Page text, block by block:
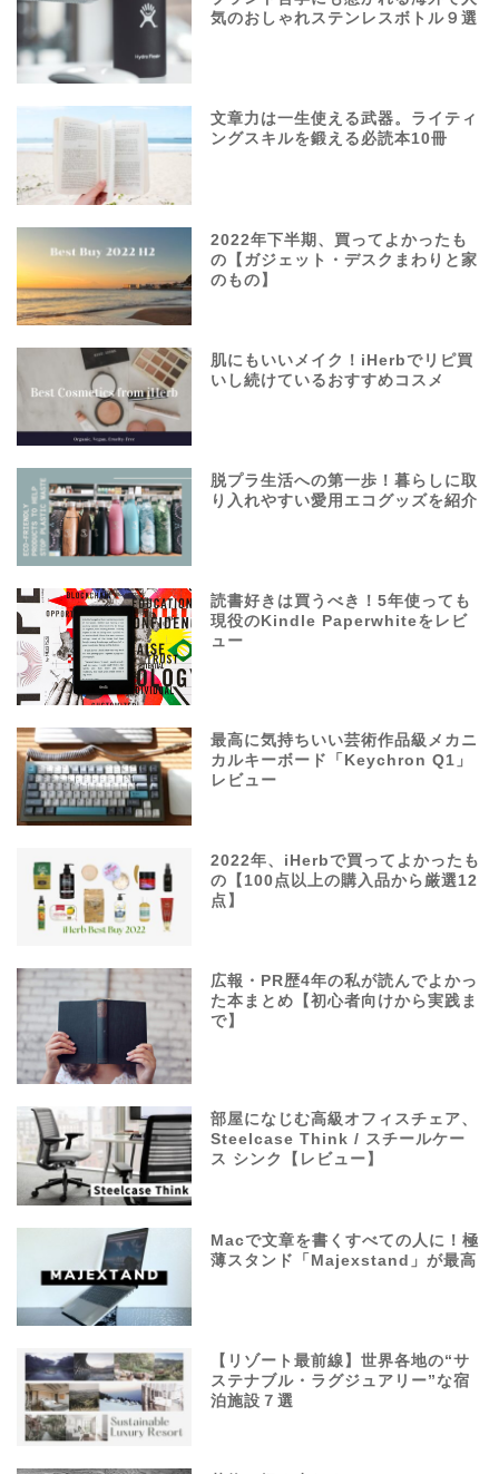
気のおしゃれステンレスボトル９選
文章力は一生使える武器。ライティ
ングスキルを鍛える必読本10冊
2022年下半期、買ってよかったも
の【ガジェット・デスクまわりと家
のもの】
肌にもいいメイク！iHerbでリピ買
いし続けているおすすめコスメ
脱プラ生活への第一歩！暮らしに取
り入れやすい愛用エコグッズを紹介
読書好きは買うべき！5年使っても
現役のKindle Paperwhiteをレビ
ュー
最高に気持ちいい芸術作品級メカニ
カルキーボード「Keychron Q1」
レビュー
2022年、iHerbで買ってよかったも
の【100点以上の購入品から厳選12
点】
広報・PR歴4年の私が読んでよかっ
た本まとめ【初心者向けから実践ま
で】
部屋になじむ高級オフィスチェア、
Steelcase Think / スチールケー
ス シンク【レビュー】
Macで文章を書くすべての人に！極
薄スタンド「Majexstand」が最高
【リゾート最前線】世界各地の“サ
ステナブル・ラグジュアリー”な宿
泊施設７選